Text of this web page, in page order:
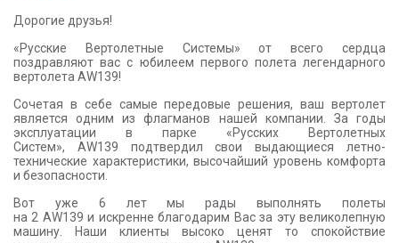
КОНТАКТЫ
Дорогие друзья!
«Русские Вертолетные Системы» от всего сердца
поздравляют вас с юбилеем первого полета легендарного
вертолета AW139!
Сочетая в себе самые передовые решения, ваш вертолет
является одним из флагманов нашей компании. За годы
эксплуатации в парке «Русских Вертолетных
Систем», AW139 подтвердил свои выдающиеся летно-
технические характеристики, высочайший уровень комфорта
и безопасности.
Вот уже 6 лет мы рады выполнять полеты
на 2 AW139 и искренне благодарим Вас за эту великолепную
машину. Наши клиенты высоко ценят то спокойствие